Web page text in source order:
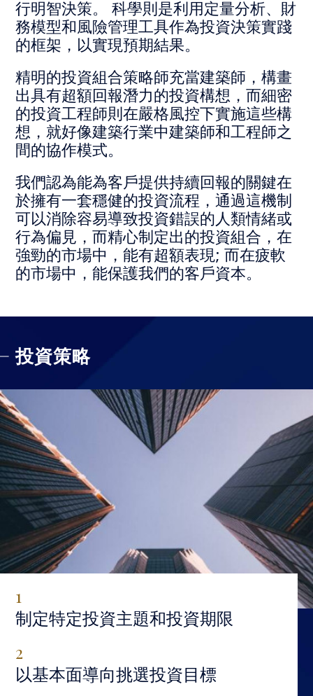
行明智決策。 科學則是利用定量分析、財
務模型和風險管理工具作為投資決策實踐
的框架，以實現預期結果。
精明的投資組合策略師充當建築師，構畫
出具有超額回報潛力的投資構想，而細密
的投資工程師則在嚴格風控下實施這些構
想，就好像建築行業中建築師和工程師之
間的協作模式。
我們認為能為客戶提供持續回報的關鍵在
於擁有一套穩健的投資流程，通過這機制
可以消除容易導致投資錯誤的人類情緒或
行為偏見，而精心制定出的投資組合，在
強勁的市場中，能有超額表現; 而在疲軟
的市場中，能保護我們的客戶資本。
投資策略
1
制定特定投資主題和投資期限
2
以基本面導向挑選投資目標